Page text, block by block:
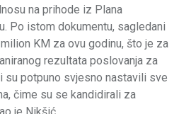
na prihode iz Plana
Po istom dokumentu, sagledani
KM za ovu godinu, što je za
rezultata poslovanja za
su potpuno svjesno nastavili sve
čime su se kandidirali za